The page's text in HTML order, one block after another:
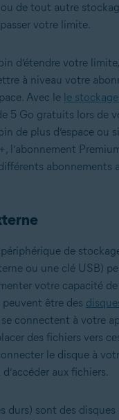
ou de tout autre
votre limite.
d’étendre votre
à niveau votre
Avec le le
5 Go gratuits lors de
de plus d’espace ou
l’abonnement
abonnements
périphérique de
ou une clé USB)
votre capacité de
peuvent être des
connectent à votre
des fichiers vers
le disque à
aux fichiers.
durs) sont des disques